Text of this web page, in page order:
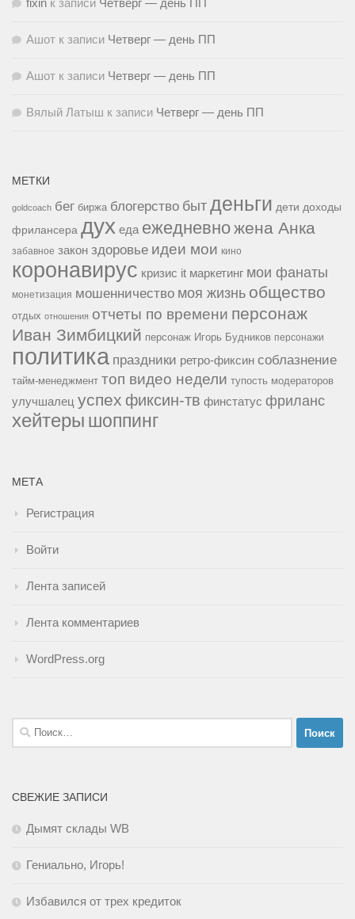
fixin к записи Четверг — день ПП
Ашот к записи Четверг — день ПП
Ашот к записи Четверг — день ПП
Вялый Латыш к записи Четверг — день ПП
МЕТКИ
goldcoach бег биржа блогерство быт деньги дети доходы
фрилансера дух еда ежедневножена Анка
забавное закон здоровье идеи мои кино
коронавирус кризис it маркетинг мои фанаты
монетизация мошенничество моя жизнь общество
отдых отношения отчеты по времени персонаж
Иван Зимбицкий персонаж Игорь Будников персонажи
политика праздники ретро-фиксин соблазнение
тайм-менеджмент топ видео недели тупость модераторов
улучшалец успех фиксин-тв финстатус фриланс
хейтеры шоппинг
МЕТА
Регистрация
Войти
Лента записей
Лента комментариев
WordPress.org
Найти:
СВЕЖИЕ ЗАПИСИ
Дымят склады WB
Гениально, Игорь!
Избавился от трех кредиток